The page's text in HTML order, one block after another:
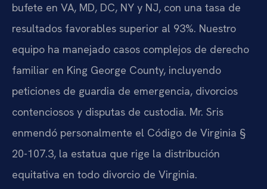
bufete en VA, MD, DC, NY y NJ, con una tasa de
resultados favorables superior al 93%. Nuestro
equipo ha manejado casos complejos de derecho
familiar en King George County, incluyendo
peticiones de guardia de emergencia, divorcios
contenciosos y disputas de custodia. Mr. Sris
enmendó personalmente el Código de Virginia §
20-107.3, la estatua que rige la distribución
equitativa en todo divorcio de Virginia.